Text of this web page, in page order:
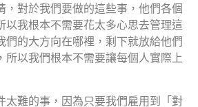
，對於我們要做的這些事，他們各個
以我根本不需要花太多心思去管理這
們的大方向在哪裡，剩下就放給他們
所以我們根本不需要讓每個人實際上
太難的事，因為只要我們雇用到「對